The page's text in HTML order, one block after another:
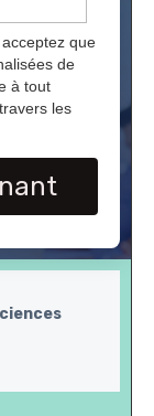
que
de
à tout
les